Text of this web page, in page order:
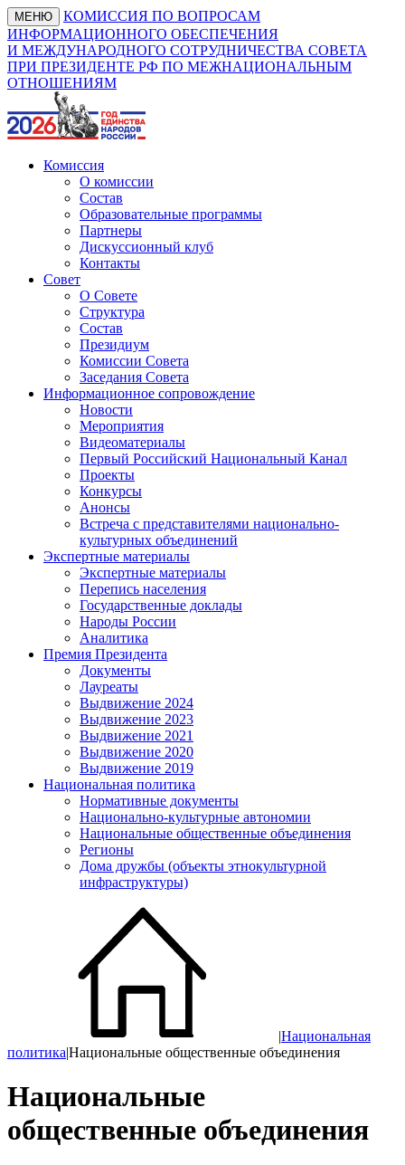
МЕНЮ
КОМИССИЯ ПО ВОПРОСАМ
ИНФОРМАЦИОННОГО ОБЕСПЕЧЕНИЯ
И МЕЖДУНАРОДНОГО СОТРУДНИЧЕСТВА СОВЕТА
ПРИ ПРЕЗИДЕНТЕ РФ ПО МЕЖНАЦИОНАЛЬНЫМ
ОТНОШЕНИЯМ
Комиссия
О комиссии
Состав
Образовательные программы
Партнеры
Дискуссионный клуб
Контакты
Совет
О Совете
Структура
Состав
Президиум
Комиссии Совета
Заседания Совета
Информационное сопровождение
Новости
Мероприятия
Видеоматериалы
Первый Российский Национальный Канал
Проекты
Конкурсы
Анонсы
Встреча с представителями национально-
культурных объединений
Экспертные материалы
Экспертные материалы
Перепись населения
Государственные доклады
Народы России
Аналитика
Премия Президента
Документы
Лауреаты
Выдвижение 2024
Выдвижение 2023
Выдвижение 2021
Выдвижение 2020
Выдвижение 2019
Национальная политика
Нормативные документы
Национально-культурные автономии
Национальные общественные объединения
Регионы
Дома дружбы (объекты этнокультурной
инфраструктуры)
|Национальная
политика|Национальные общественные объединения
Национальные
общественные объединения